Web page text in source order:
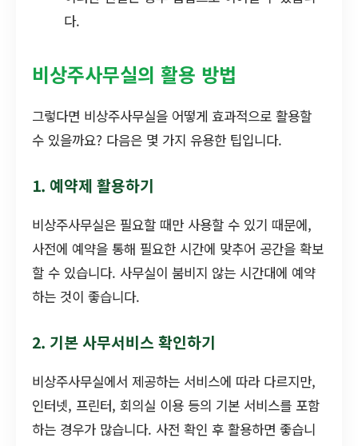
다.
비상주사무실의 활용 방법
그렇다면 비상주사무실을 어떻게 효과적으로 활용할
수 있을까요? 다음은 몇 가지 유용한 팁입니다.
1. 예약제 활용하기
비상주사무실은 필요할 때만 사용할 수 있기 때문에,
사전에 예약을 통해 필요한 시간에 맞추어 공간을 확보
할 수 있습니다. 사무실이 붐비지 않는 시간대에 예약
하는 것이 좋습니다.
2. 기본 사무서비스 확인하기
비상주사무실에서 제공하는 서비스에 따라 다르지만,
인터넷, 프린터, 회의실 이용 등의 기본 서비스를 포함
하는 경우가 많습니다. 사전 확인 후 활용하면 좋습니